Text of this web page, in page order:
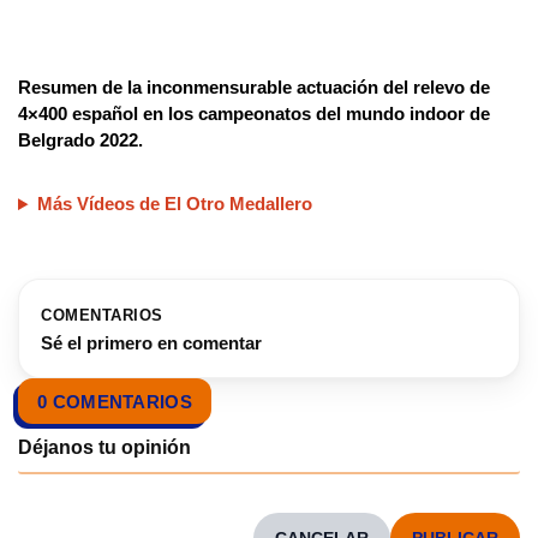
Resumen de la inconmensurable actuación del relevo de
4×400 español en los campeonatos del mundo indoor de
Belgrado 2022.
Más Vídeos de El Otro Medallero
COMENTARIOS
Sé el primero en comentar
0 COMENTARIOS